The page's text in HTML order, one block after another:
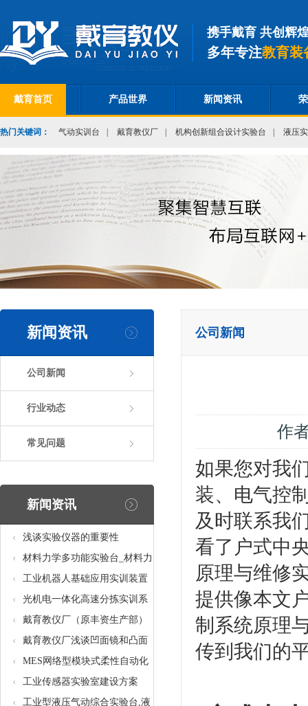
携手戴育 共创辉
多年专注教育装
戴育首页 产品世界 新闻资讯
热门关键词： 气动实训台 戴育教仪厂 机构创新组合设计实验台 液压
新闻资讯
公司新闻
行业动态
常见问题
新闻资讯
浅谈实验仪器的重要性
材料力学多功能实验台_材料力
学多功能考核实验实训设备
工业机器人基础应用实训装置
台_工业机器人基础应用实训考
核设备
光机电一体化高速分拣实训系
统_光机电一体化高速分拣实验
实训设备
戴育教仪厂（原丰资生产部）
助力春季高教仪器展
戴育教仪厂浅谈凹面镜和凸面
镜的区别之处
MES网络型模块式柔性自动化
生产线实验系统(八站)_模块柔
性自动化生产线教学实训设备
工业传感器实验室建设方案
工业型液压气动综合实验台,液
公司新闻
作
如果您对我
装、电气控
及时联系我
看了户式中
原理与维修
提供像本文
制系统原理
传到我们的